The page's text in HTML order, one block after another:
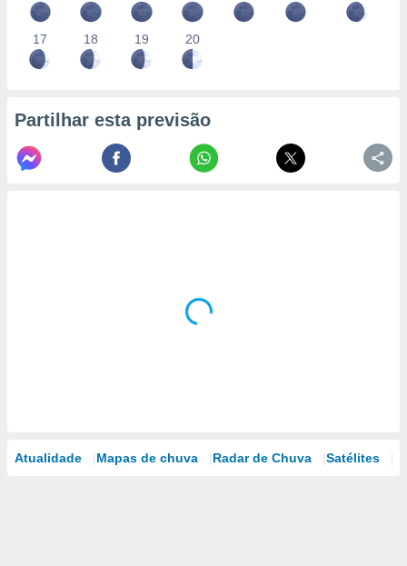
17 18 19 20
Partilhar esta previsão
Atualidade Mapas de chuva Radar de Chuva Satélites